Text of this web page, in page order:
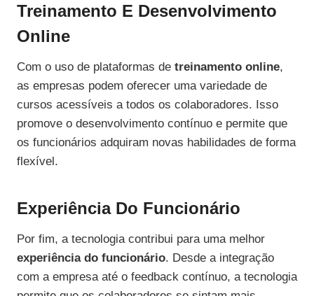
Treinamento E Desenvolvimento
Online
Com o uso de plataformas de treinamento online,
as empresas podem oferecer uma variedade de
cursos acessíveis a todos os colaboradores. Isso
promove o desenvolvimento contínuo e permite que
os funcionários adquiram novas habilidades de forma
flexível.
Experiência Do Funcionário
Por fim, a tecnologia contribui para uma melhor
experiência do funcionário. Desde a integração
com a empresa até o feedback contínuo, a tecnologia